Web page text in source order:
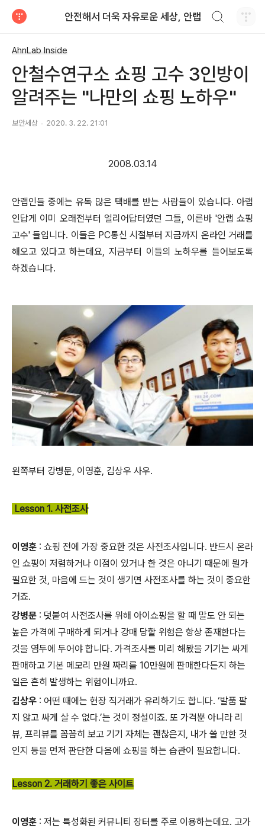
안전해서 더욱 자유로운 세상, 안랩
AhnLab Inside
안철수연구소 쇼핑 고수 3인방이
알려주는 "나만의 쇼핑 노하우"
보안세상 2020. 3. 22. 21:01
2008.03.14
안랩인들 중에는 유독 많은 택배를 받는 사람들이 있습니다. 아랩
인답게 이미 오래전부터 얼리어답터였던 그들, 이른바 '안랩 쇼핑
고수' 들입니다. 이들은 PC통신 시절부터 지금까지 온라인 거래를
해오고 있다고 하는데요, 지금부터 이들의 노하우를 들어보도록
하겠습니다.
왼쪽부터 강병문, 이영훈, 김상우 사우.
Lesson 1. 사전조사
이영훈 : 쇼핑 전에 가장 중요한 것은 사전조사입니다. 반드시 온라
인 쇼핑이 저렴하거나 이점이 있거나 한 것은 아니기 때문에 뭔가
필요한 것, 마음에 드는 것이 생기면 사전조사를 하는 것이 중요한
거죠.
강병문 : 덧붙여 사전조사를 위해 아이쇼핑을 할 때 말도 안 되는
높은 가격에 구매하게 되거나 강매 당할 위험은 항상 존재한다는
것을 염두에 두어야 합니다. 가격조사를 미리 해봤을 기기는 싸게
판매하고 기본 메모리 만원 짜리를 10만원에 판매한다든지 하는
일은 흔히 발생하는 위험이니까요.
김상우 : 어떤 때에는 현장 직거래가 유리하기도 합니다. ‘발품 팔
지 않고 싸게 살 수 없다.’는 것이 정설이죠. 또 가격뿐 아니라 리
뷰, 프리뷰를 꼼꼼히 보고 기기 자체는 괜찮은지, 내가 쓸 만한 것
인지 등을 먼저 판단한 다음에 쇼핑을 하는 습관이 필요합니다.
Lesson 2. 거래하기 좋은 사이트
이영훈 : 저는 특성화된 커뮤니티 장터를 주로 이용하는데요. 고가